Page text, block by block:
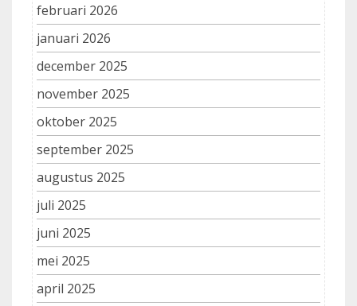
februari 2026
januari 2026
december 2025
november 2025
oktober 2025
september 2025
augustus 2025
juli 2025
juni 2025
mei 2025
april 2025